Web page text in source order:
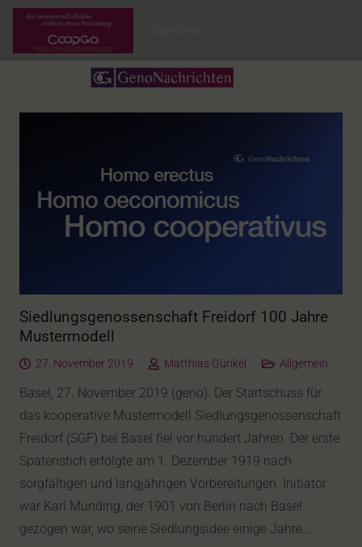
Siedlungsgenossenschaft Freidorf 100 Jahre
Mustermodell
27. November 2019 Matthias Günkel Allgemein
Basel, 27. November 2019 (geno). Der Startschuss für
das kooperative Mustermodell Siedlungsgenossenschaft
Freidorf (SGF) bei Basel fiel vor hundert Jahren. Der erste
Spatenstich erfolgte am 1. Dezember 1919 nach
sorgfältigen und langjährigen Vorbereitungen. Initiator
war Karl Munding, der 1901 von Berlin nach Basel
gezogen war, wo seine Siedlungsidee einige Jahre…